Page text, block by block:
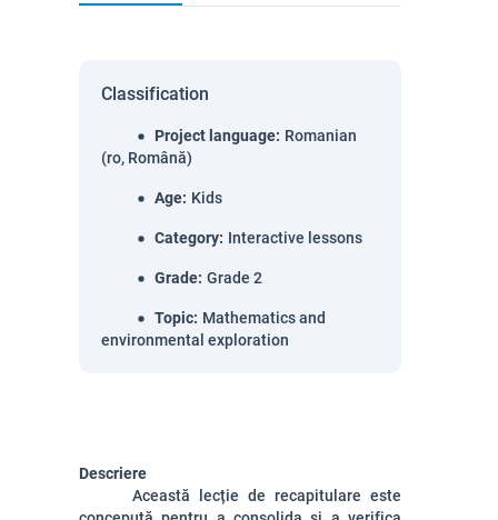
Classification
Project language: Romanian
(ro, Română)
Age: Kids
Category: Interactive lessons
Grade: Grade 2
Topic: Mathematics and
environmental exploration
Descriere
Această lecție de recapitulare este